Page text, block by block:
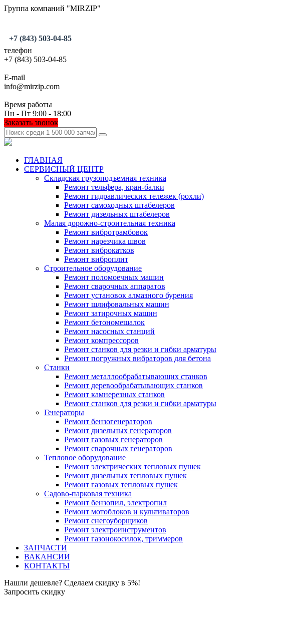
Группа компаний "MIRZIP"
+7 (843) 503-04-85
телефон
+7 (843) 503-04-85
E-mail
info@mirzip.com
Время работы
Пн - Пт 9:00 - 18:00
Заказать звонок
ГЛАВНАЯ
СЕРВИСНЫЙ ЦЕНТР
Складская грузоподъемная техника
Ремонт тельфера, кран-балки
Ремонт гидравлических тележек (рохли)
Ремонт самоходных штабелеров
Ремонт дизельных штабелеров
Малая дорожно-строительная техника
Ремонт вибротрамбовок
Ремонт нарезчика швов
Ремонт виброкатков
Ремонт виброплит
Строительное оборудование
Ремонт поломоечных машин
Ремонт сварочных аппаратов
Ремонт установок алмазного бурения
Ремонт шлифовальных машин
Ремонт затирочных машин
Ремонт бетономешалок
Ремонт насосных станций
Ремонт компрессоров
Ремонт станков для резки и гибки арматуры
Ремонт погружных вибраторов для бетона
Станки
Ремонт металлообрабатывающих станков
Ремонт деревообрабатывающих станков
Ремонт камнерезных станков
Ремонт станков для резки и гибки арматуры
Генераторы
Ремонт бензогенераторов
Ремонт дизельных генераторов
Ремонт газовых генераторов
Ремонт сварочных генераторов
Тепловое оборудование
Ремонт электрических тепловых пушек
Ремонт дизельных тепловых пушек
Ремонт газовых тепловых пушек
Садово-парковая техника
Ремонт бензопил, электропил
Ремонт мотоблоков и культиваторов
Ремонт снегоуборщиков
Ремонт электроинструментов
Ремонт газонокосилок, триммеров
ЗАПЧАСТИ
ВАКАНСИИ
КОНТАКТЫ
Нашли дешевле? Сделаем скидку в 5%!
Запросить скидку